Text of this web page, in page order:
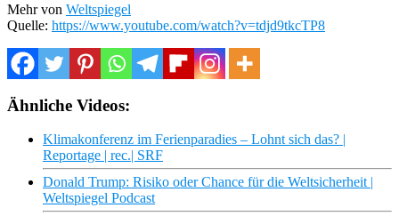
Mehr von Weltspiegel
Quelle: https://www.youtube.com/watch?v=tdjd9tkcTP8
Ähnliche Videos:
Klimakonferenz im Ferienparadies – Lohnt sich das? |
Reportage | rec.| SRF
Donald Trump: Risiko oder Chance für die Weltsicherheit |
Weltspiegel Podcast